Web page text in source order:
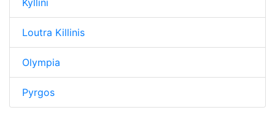
Loutra Killinis
Olympia
Pyrgos